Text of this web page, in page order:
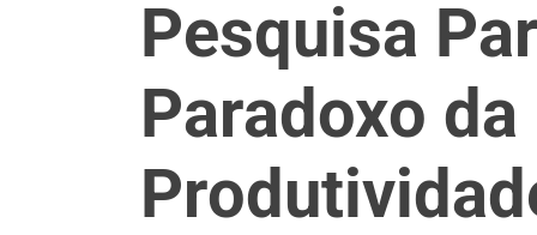
Pesquisa
Paradoxo da